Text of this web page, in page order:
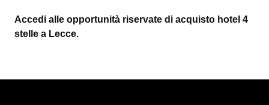
Accedi alle opportunità riservate di acquisto hotel 4
stelle a Lecce.